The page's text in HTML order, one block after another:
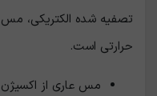
تصفیه شده الکتریکی،
حرارتی است.
مس عاری از اکسیژن